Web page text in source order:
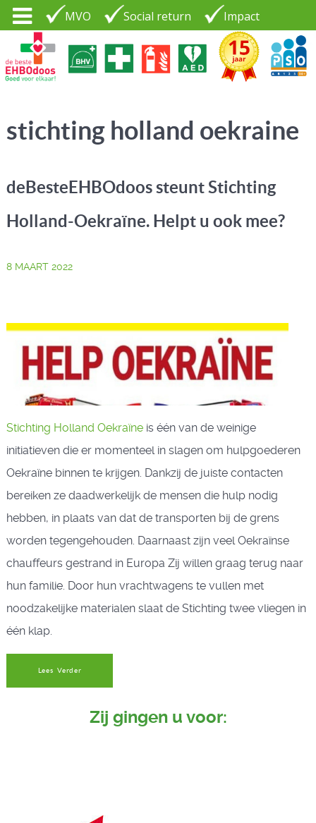
MVO Social return Impact
PSO30+
Tel. 035 - 7370265
stichting holland oekraine
deBesteEHBOdoos steunt Stichting
Holland-Oekraïne. Helpt u ook mee?
8 MAART 2022
Stichting Holland Oekraïneis één van de weinige
initiatieven die er momenteel in slagen om hulpgoederen
Oekraïne binnen te krijgen. Dankzij de juiste contacten
bereiken ze daadwerkelijk de mensen die hulp nodig
hebben, in plaats van dat de transporten bij de grens
worden tegengehouden. Daarnaast zijn veel Oekraïnse
chauffeurs gestrand in Europa Zij willen graag terug naar
hun familie. Door hun vrachtwagens te vullen met
noodzakelijke materialen slaat de Stichting twee vliegen in
één klap.
Lees Verder
Zij gingen u voor: